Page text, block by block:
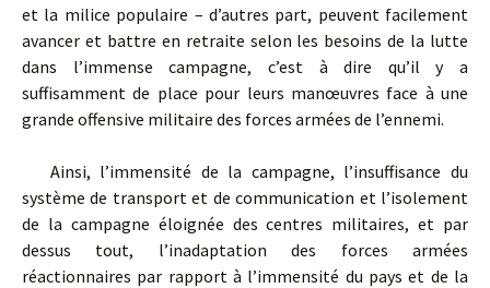
et la milice populaire – d’autres part, peuvent facilement
avancer et battre en retraite selon les besoins de la lutte
dans l’immense campagne, c’est à dire qu’il y a
suffisamment de place pour leurs manœuvres face à une
grande offensive militaire des forces armées de l’ennemi.
Ainsi, l’immensité de la campagne, l’insuffisance du
système de transport et de communication et l’isolement
de la campagne éloignée des centres militaires, et par
dessus tout, l’inadaptation des forces armées
réactionnaires par rapport à l’immensité du pays et de la